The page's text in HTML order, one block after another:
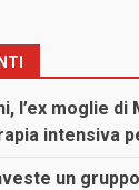
l’ex moglie di
intensiva
un